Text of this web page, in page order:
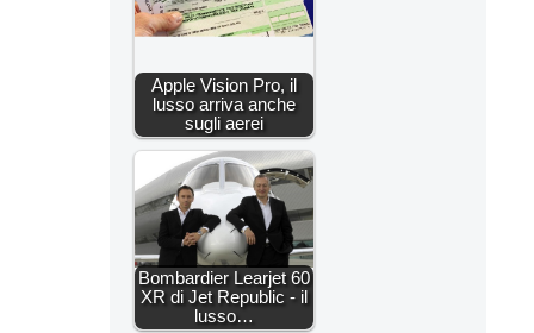
Apple Vision Pro, il
lusso arriva anche
sugli aerei
Bombardier Learjet 60
XR di Jet Republic - il
lusso…